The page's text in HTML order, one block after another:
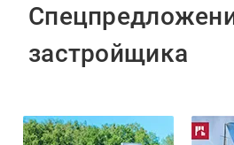
застройщика